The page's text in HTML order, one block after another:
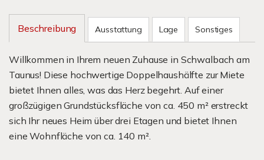
Beschreibung Ausstattung Lage Sonstiges
Willkommen in Ihrem neuen Zuhause in Schwalbach am
Taunus! Diese hochwertige Doppelhaushälfte zur Miete
bietet Ihnen alles, was das Herz begehrt. Auf einer
großzügigen Grundstücksfläche von ca. 450 m² erstreckt
sich Ihr neues Heim über drei Etagen und bietet Ihnen
eine Wohnfläche von ca. 140 m².